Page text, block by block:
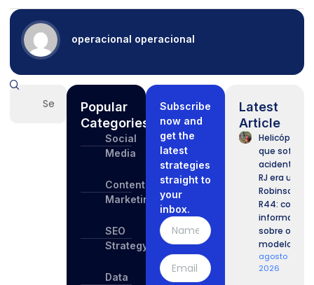
operacional operacional
Popular
Categories
Social
Media
Content
Marketing
SEO
Strategy
Data
Subscribe
now and
get the
latest
strategies
straight to
your
inbox.
Latest
Article
Helicóptero
que sofreu
acidente no
RJ era um
Robinson
R44: confira
informações
sobre o
modelo.
agosto 9,
2026